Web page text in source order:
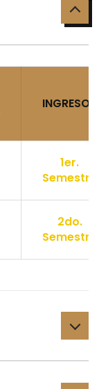
INGRESOS
1er.
Semestre
2do.
Semestre